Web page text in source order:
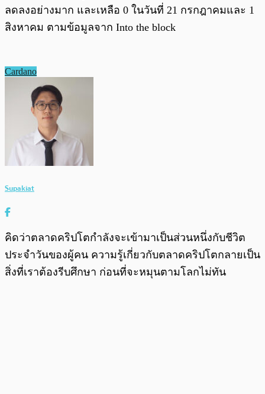
ลดลงอย่างมาก และเหลือ 0 ในวันที่ 21 กรกฎาคมและ 1
สิงหาคม ตามข้อมูลจาก Into the block
Cardano
Supakiat
คิดว่าตลาดคริปโตกำลังจะเข้ามาเป็นส่วนหนึ่งกับชีวิต
ประจำวันของผู้คน ความรู้เกี่ยวกับตลาดคริปโตกลายเป็น
สิ่งที่เราต้องรีบศึกษา ก่อนที่จะหมุนตามโลกไม่ทัน